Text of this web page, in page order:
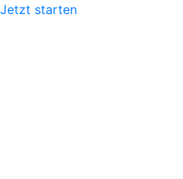
Jetzt starten